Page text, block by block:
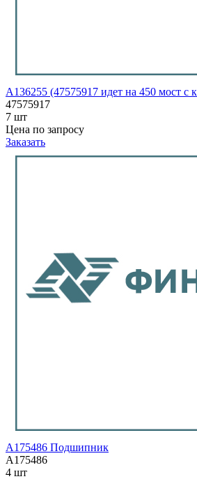
A136255 (47575917 идет на 450 мост
47575917
7 шт
Цена по запросу
Заказать
A175486 Подшипник
A175486
4 шт